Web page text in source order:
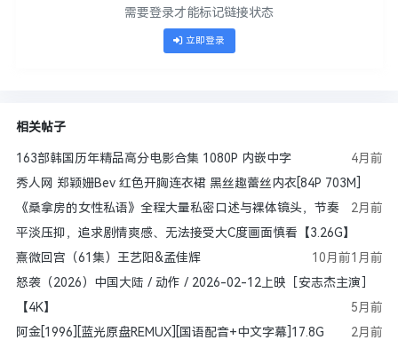
需要登录才能标记链接状态
立即登录
相关帖子
163部韩国历年精品高分电影合集 ​​​1080P 内嵌中字
4月前
秀人网 郑颖姗Bev 红色开胸连衣裙 黑丝趣蕾丝内衣[84P 703M]
2月前
《桑拿房的女性私语》全程大量私密口述与裸体镜头，节奏
平淡压抑，追求剧情爽感、无法接受大C度画面慎看【3.26G】
1月前
熹微回宫（61集）王艺阳&孟佳辉
10月前
怒袭（2026）中国大陆 / 动作 / 2026-02-12上映［安志杰主演］
【4K】
5月前
阿金[1996][蓝光原盘REMUX][国语配音+中文字幕]17.8G
2月前